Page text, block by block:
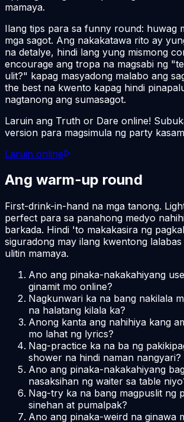
mamaya.
Ilang tips para sa funny round: huwag
mga sagot. Ang nakakatawa rito ay
na detalye, hindi lang yung mismong
encourage ang tropa na magsabi ng
ulit?" kapag masyadong malabo ang
the best na kwento kapag hindi
nagtanong ang sumasagot.
Laruin ang Truth or Dare online!
version para magsimula ng party
Laruin online
Ang warm-up round
First-drink-in-hand na mga tanong.
perfect para sa panahong medyo
barkada. Hindi 'to makakasira ng
siguradong may ilang kwentong
ulitin mamaya.
Ano ang pinaka-nakakahiyang
ginamit mo online?
Nagkunwari ka na bang nakilala
na halatang kilala ka?
Anong kanta ang nahihiya kang
mo lahat ng lyrics?
Nag-practice ka na ba ng
shower na hindi naman nangyari?
Ano ang pinaka-nakakahiyang
nasaksihan ng waiter sa table
Nag-try ka na bang magpuslit ng
sinehan at pumalpak?
Ano ang pinaka-weird na ginawa